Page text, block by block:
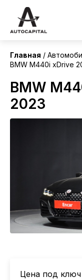
В
ЛИЗИНГ
НОВОСТИ
ОТЗЫВЫ
О
Главная
BMW M440i xDrive
BMW
2023
Корея
Цена под ключ